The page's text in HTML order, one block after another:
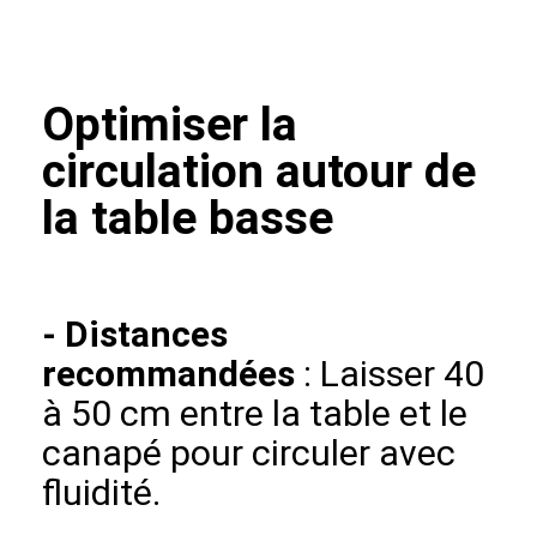
Optimiser la
circulation autour de
la table basse
- Distances
recommandées : Laisser 40
à 50 cm entre la table et le
canapé pour circuler avec
fluidité.